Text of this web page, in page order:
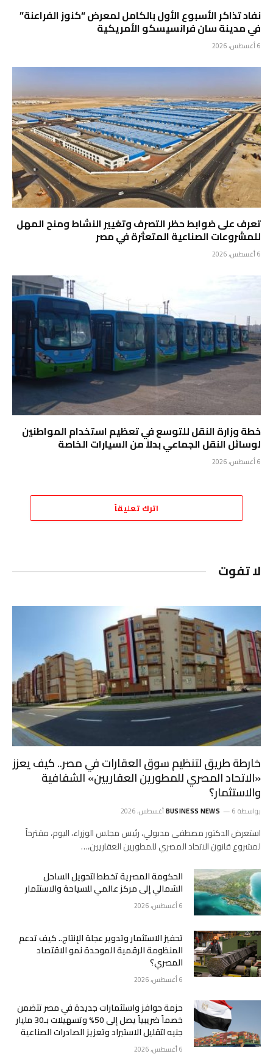
نفاد تذاكر الأسبوع الأول بالكامل لمعرض “كنوز الفراعنة”
في مدينة سان فرانسيسكو الأمريكية
6 أغسطس، 2026
تعرف على ضوابط حظر التصرف وتغيير النشاط ومنح المهل
للمشروعات الصناعية المتعثرة في مصر
6 أغسطس، 2026
خطة وزارة النقل للتوسع في تعظيم استخدام المواطنين
لوسائل النقل الجماعي بدلاً من السيارات الخاصة
6 أغسطس، 2026
اترك تعليقاً
لا تفوت
خارطة طريق لتنظيم سوق العقارات في مصر.. كيف يعزز
«الاتحاد المصري للمطورين العقاريين» الشفافية
والاستثمار؟
بواسطة BUSINESS NEWS 6 أغسطس، 2026
استعرض الدكتور مصطفى مدبولي، رئيس مجلس الوزراء، اليوم، مقترحاً
لمشروع قانون الاتحاد المصري للمطورين العقاريين،…
الحكومة المصرية تخطط لتحويل الساحل
الشمالي إلى مركز عالمي للسياحة والاستثمار
6 أغسطس، 2026
تحفيز الاستثمار وتدوير عجلة الإنتاج.. كيف تدعم
المنظومة الرقمية الموحدة نمو الاقتصاد
المصري؟
6 أغسطس، 2026
حزمة حوافز واستثمارات جديدة في مصر تتضمن
خصماً ضريبياً يصل إلى 50% وتسهيلات بـ30 مليار
جنيه لتقليل الاستيراد وتعزيز الصادرات الصناعية
6 أغسطس، 2026